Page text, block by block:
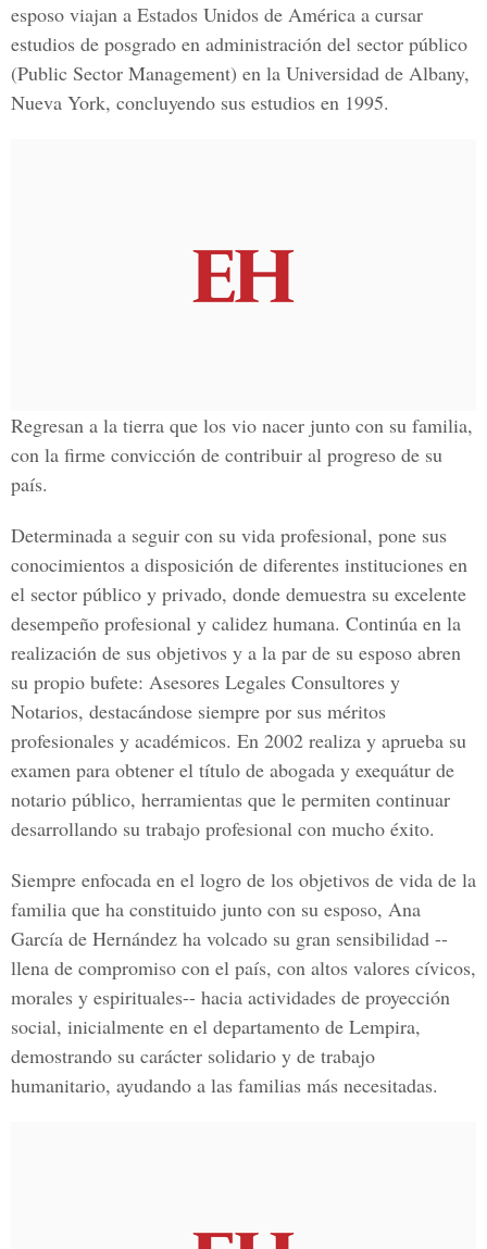
esposo viajan a Estados Unidos de América a cursar
estudios de posgrado en administración del sector público
(Public Sector Management) en la Universidad de Albany,
Nueva York, concluyendo sus estudios en 1995.
Regresan a la tierra que los vio nacer junto con su familia,
con la firme convicción de contribuir al progreso de su
país.
Determinada a seguir con su vida profesional, pone sus
conocimientos a disposición de diferentes instituciones en
el sector público y privado, donde demuestra su excelente
desempeño profesional y calidez humana. Continúa en la
realización de sus objetivos y a la par de su esposo abren
su propio bufete: Asesores Legales Consultores y
Notarios, destacándose siempre por sus méritos
profesionales y académicos. En 2002 realiza y aprueba su
examen para obtener el título de abogada y exequátur de
notario público, herramientas que le permiten continuar
desarrollando su trabajo profesional con mucho éxito.
Siempre enfocada en el logro de los objetivos de vida de la
familia que ha constituido junto con su esposo, Ana
García de Hernández ha volcado su gran sensibilidad --
llena de compromiso con el país, con altos valores cívicos,
morales y espirituales-- hacia actividades de proyección
social, inicialmente en el departamento de Lempira,
demostrando su carácter solidario y de trabajo
humanitario, ayudando a las familias más necesitadas.